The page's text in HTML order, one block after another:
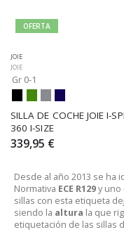
OFERTA
JOIE
JOIE
Gr 0-1
SILLA DE COCHE JOIE I-
360 I-SIZE
339,95 €
Desde al año 2013 se ha
Normativa ECE R129y uno
sillas con esta etiqueta
siendo la altura la que
etiquetación de las sillas